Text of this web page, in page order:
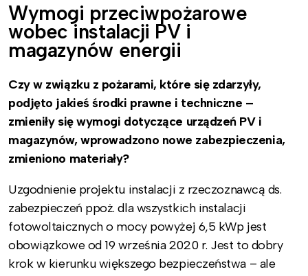
Wymogi przeciwpożarowe
wobec instalacji PV i
magazynów energii
Czy w związku z pożarami, które się zdarzyły,
podjęto jakieś środki prawne i techniczne –
zmieniły się wymogi dotyczące urządzeń PV i
magazynów, wprowadzono nowe zabezpieczenia,
zmieniono materiały?
Uzgodnienie projektu instalacji z rzeczoznawcą ds.
zabezpieczeń ppoż. dla wszystkich instalacji
fotowoltaicznych o mocy powyżej 6,5 kWp jest
obowiązkowe od 19 września 2020 r. Jest to dobry
krok w kierunku większego bezpieczeństwa – ale